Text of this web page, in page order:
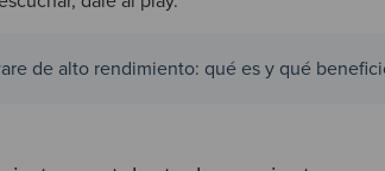
de alto rendimiento: qué es y qué